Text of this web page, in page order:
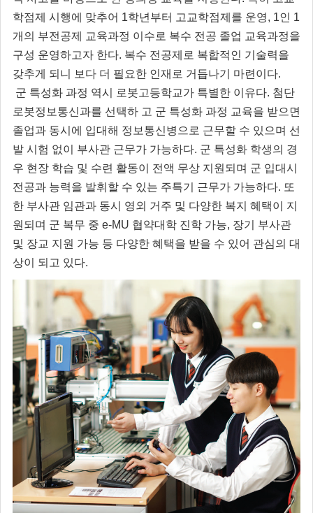
학점제 시행에 맞추어 1학년부터 고교학점제를 운영, 1인 1
개의 부전공제 교육과정 이수로 복수 전공 졸업 교육과정을
구성 운영하고자 한다. 복수 전공제로 복합적인 기술력을
갖추게 되니 보다 더 필요한 인재로 거듭나기 마련이다.
군 특성화 과정 역시 로봇고등학교가 특별한 이유다. 첨단
로봇정보통신과를 선택하 고 군 특성화 과정 교육을 받으면
졸업과 동시에 입대해 정보통신병으로 근무할 수 있으며 선
발 시험 없이 부사관 근무가 가능하다. 군 특성화 학생의 경
우 현장 학습 및 수련 활동이 전액 무상 지원되며 군 입대시
전공과 능력을 발휘할 수 있는 주특기 근무가 가능하다. 또
한 부사관 임관과 동시 영외 거주 및 다양한 복지 혜택이 지
원되며 군 복무 중 e-MU 협약대학 진학 가능, 장기 부사관
및 장교 지원 가능 등 다양한 혜택을 받을 수 있어 관심의 대
상이 되고 있다.